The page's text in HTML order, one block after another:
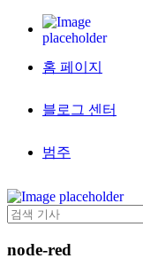
홈 페이지
블로그 센터
범주
node-red